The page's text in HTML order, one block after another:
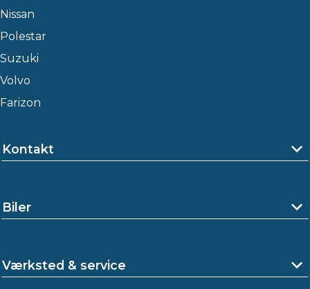
Nissan
Polestar
Suzuki
Volvo
Farizon
Kontakt
Biler
Værksted & service